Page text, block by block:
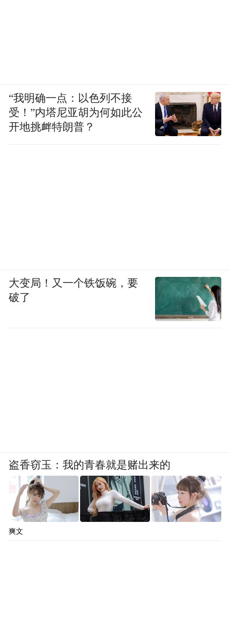
“我明确一点：以色列不接
受！”内塔尼亚胡为何如此公
开地挑衅特朗普？
大变局！又一个铁饭碗，要
破了
盗香窃玉：我的青春就是赌出来的
爽文